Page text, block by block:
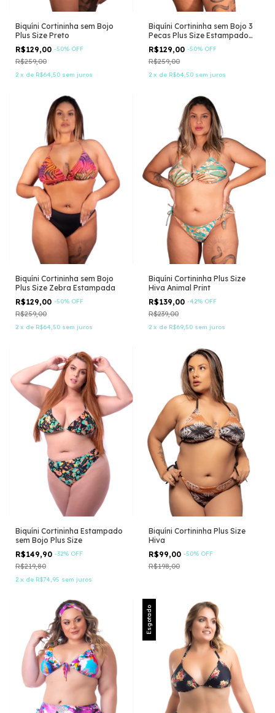
Biquíni Cortininha sem Bojo
Plus Size Preto
R$129,00 -50% OFF
R$259,00
2 x de R$64,50 sem juros
Biquíni Cortininha sem Bojo 3
Pecas Plus Size Estampado
Tie Dye
R$129,00 -50% OFF
R$259,00
2 x de R$64,50 sem juros
Biquíni Cortininha sem Bojo
Plus Size Zebra Estampada
R$129,00 -50% OFF
R$259,00
2 x de R$64,50 sem juros
Biquíni Cortininha Plus Size
Hiva Animal Print
R$139,00 -42% OFF
R$239,00
2 x de R$69,50 sem juros
Biquíni Cortininha Estampado
sem Bojo Plus Size
R$149,90 -32% OFF
R$219,80
2 x de R$74,95 sem juros
Biquíni Cortininha Plus Size
Hiva
R$99,00 -50% OFF
R$198,00
Esgotado